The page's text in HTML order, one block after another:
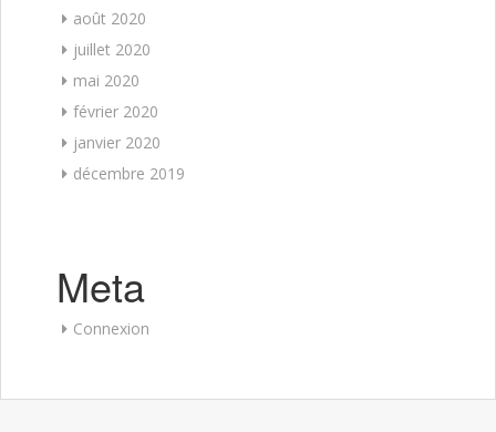
août 2020
juillet 2020
mai 2020
février 2020
janvier 2020
décembre 2019
Meta
Connexion